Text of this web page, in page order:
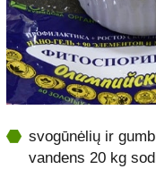
svogūnėlių ir
vandens 20 kg